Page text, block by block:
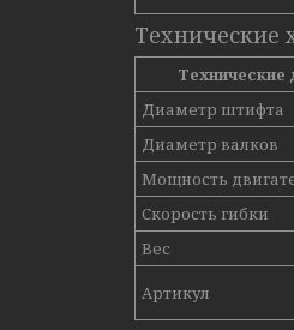
Технические
Технические
Диаметр штифта
Диаметр валков
Мощность
Скорость гибки
Вес
Артикул